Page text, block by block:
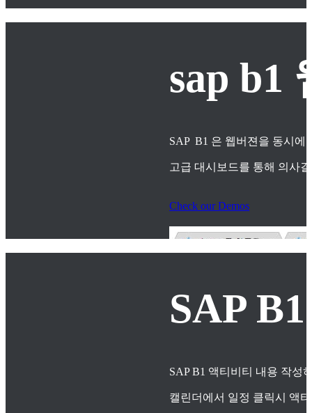
sap b1
SAP B1 은 웹버젼을 동시에
고급 대시보드를 통해 의사
Check our Demos
SAP
SAP B1 액티비티 내용 작성
캘린더에서 일정 클릭시 액